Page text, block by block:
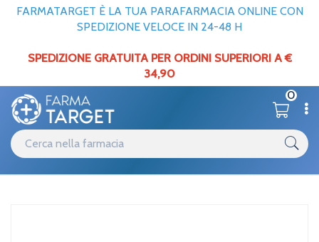
FARMATARGET È LA TUA PARAFARMACIA ONLINE CON
SPEDIZIONE VELOCE IN 24-48 H
SPEDIZIONE GRATUITA PER ORDINI SUPERIORI A €
34,90
0